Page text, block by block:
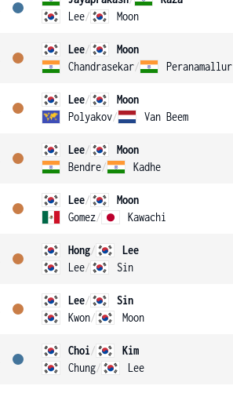
Lee/ Moon
Lee/
Moon
Chandrasekar/ Peranamallur
Lee/
Moon
Polyakov/ Van Beem
Lee/
Moon
Bendre/ Kadhe
Lee/
Moon
Gomez/ Kawachi
Hong/
Lee
Lee/ Sin
Lee/
Sin
Kwon/ Moon
Choi/
Kim
Chung/ Lee